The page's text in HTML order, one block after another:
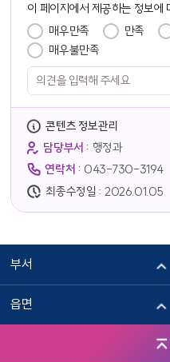
이 페이지에서 제공하는 정보에
매우만족 만족
매우불만족
콘텐츠 정보관리
담당부서 : 행정과
연락처 : 043-730-3194
최종수정일 : 2026.01.05
부서
읍면